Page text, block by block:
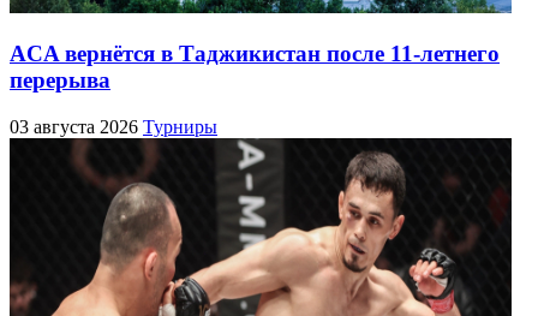
ACA вернётся в Таджикистан после 11-летнего
перерыва
03 августа 2026 Турниры